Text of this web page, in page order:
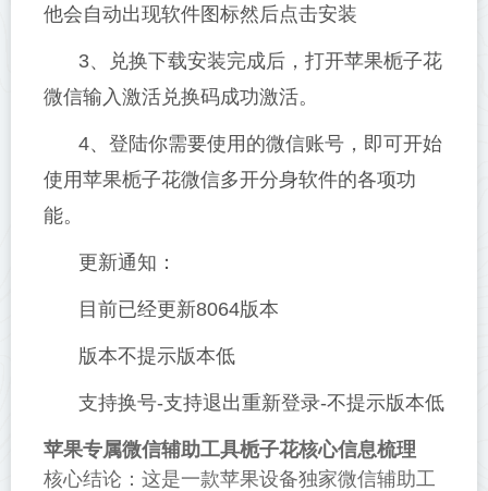
他会自动出现软件图标然后点击安装
3、兑换下载安装完成后，打开苹果栀子花
微信输入激活兑换码成功激活。
4、登陆你需要使用的微信账号，即可开始
使用苹果栀子花微信多开分身软件的各项功
能。
更新通知：
目前已经更新8064版本
版本不提示版本低
支持换号-支持退出重新登录-不提示版本低
苹果专属微信辅助工具栀子花核心信息梳理
核心结论：这是一款苹果设备独家微信辅助工